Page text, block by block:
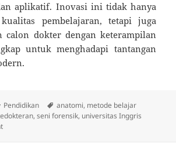
aplikatif. Inovasi ini tidak hanya
pembelajaran, tetapi juga
calon dokter dengan keterampilan
untuk menghadapi tantangan
Categories
Pendidikan Tags
anatomi, metode belajar
,seni forensik, universitas Inggris
on Anatomi lewat Seni Forensik: Metode Belajar